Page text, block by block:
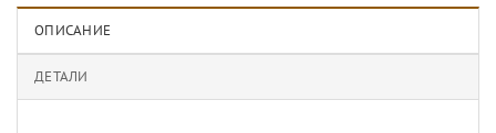
ОПИСАНИЕ
ДЕТАЛИ